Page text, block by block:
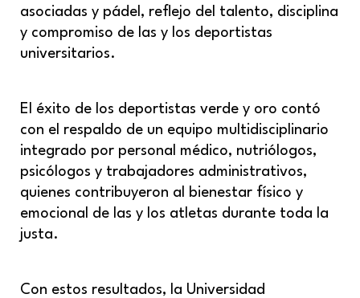
asociadas y pádel, reflejo del talento, disciplina
y compromiso de las y los deportistas
universitarios.
El éxito de los deportistas verde y oro contó
con el respaldo de un equipo multidisciplinario
integrado por personal médico, nutriólogos,
psicólogos y trabajadores administrativos,
quienes contribuyeron al bienestar físico y
emocional de las y los atletas durante toda la
justa.
Con estos resultados, la Universidad